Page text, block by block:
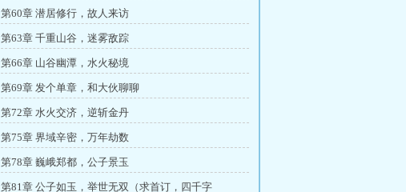
第60章 潜居修行，故人来访
第63章 千重山谷，迷雾敌踪
第66章 山谷幽潭，水火秘境
第69章 发个单章，和大伙聊聊
第72章 水火交济，逆斩金丹
第75章 界域辛密，万年劫数
第78章 巍峨郑都，公子景玉
第81章 公子如玉，举世无双（求首订，四千字